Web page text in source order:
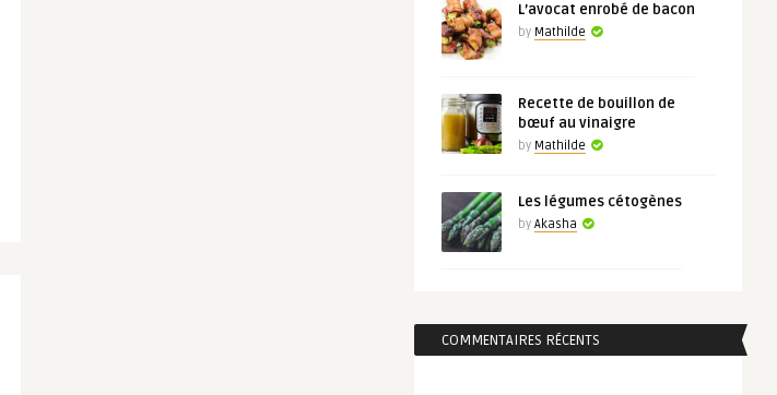
L’avocat enrobé de bacon
by Mathilde
Recette de bouillon de
bœuf au vinaigre
by Mathilde
Les légumes cétogènes
by Akasha
COMMENTAIRES RÉCENTS